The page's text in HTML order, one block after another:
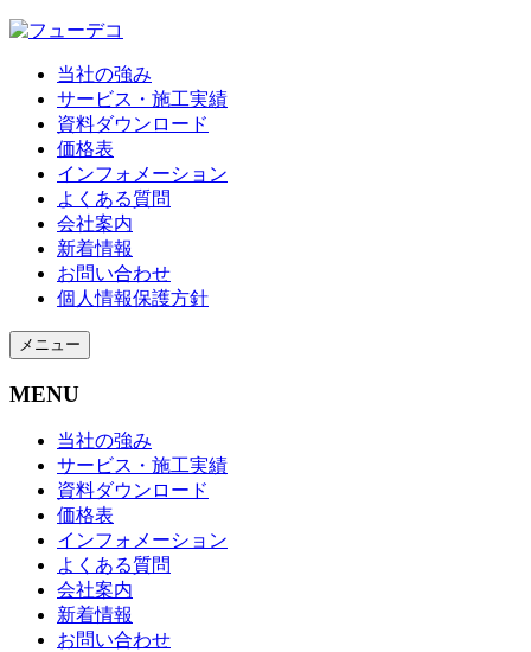
当社の強み
サービス・施工実績
資料ダウンロード
価格表
インフォメーション
よくある質問
会社案内
新着情報
お問い合わせ
個人情報保護方針
メニュー
MENU
当社の強み
サービス・施工実績
資料ダウンロード
価格表
インフォメーション
よくある質問
会社案内
新着情報
お問い合わせ